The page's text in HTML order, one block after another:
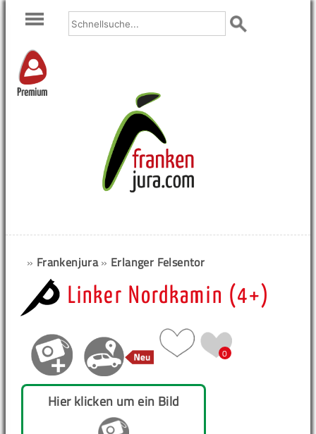
Premium
» Frankenjura» Erlanger Felsentor
Linker Nordkamin (4+)
0
Hier klicken um ein Bild